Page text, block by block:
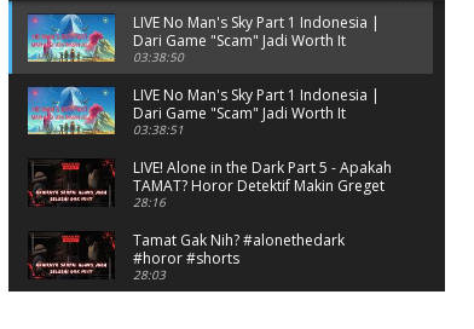
LIVE No Man's Sky Part 1 Indonesia |
Dari Game "Scam" Jadi Worth It
Banget?
03:38:50
LIVE No Man's Sky Part 1 Indonesia |
Dari Game "Scam" Jadi Worth It
Banget? (Portrait)
03:38:51
LIVE! Alone in the Dark Part 5 - Apakah
TAMAT? Horor Detektif Makin Greget
28:16
Tamat Gak Nih? #alonethedark
#horor #shorts
28:03